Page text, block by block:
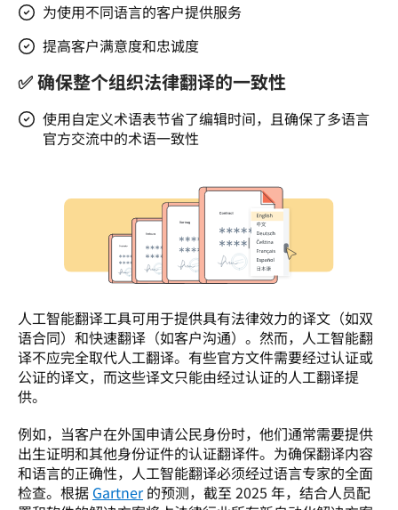
为使用不同语言的客户提供服务
提高客户满意度和忠诚度
✅ 确保整个组织法律翻译的一致性
使用自定义术语表节省了编辑时间，且确保了多语言
官方交流中的术语一致性
人工智能翻译工具可用于提供具有法律效力的译文（如双
语合同）和快速翻译（如客户沟通）。然而，人工智能翻
译不应完全取代人工翻译。有些官方文件需要经过认证或
公证的译文，而这些译文只能由经过认证的人工翻译提
供。
例如，当客户在外国申请公民身份时，他们通常需要提供
出生证明和其他身份证件的认证翻译件。为确保翻译内容
和语言的正确性，人工智能翻译必须经过语言专家的全面
检查。根据 Gartner 的预测，截至 2025 年，结合人员配